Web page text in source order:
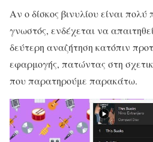
Αν ο δίσκος βινυλίου είναι πολύ
γνωστός, ενδέχεται να
δεύτερη αναζήτηση κατόπιν
εφαρμογής, πατώντας στη
που παρατηρούμε παρακάτω.